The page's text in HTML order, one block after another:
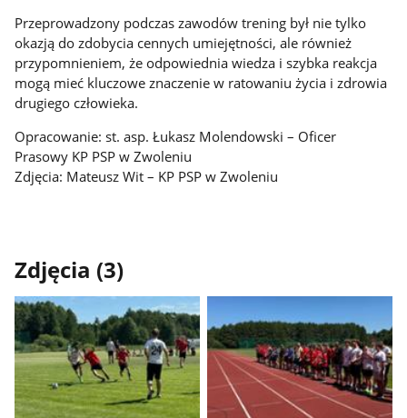
Przeprowadzony podczas zawodów trening był nie tylko
okazją do zdobycia cennych umiejętności, ale również
przypomnieniem, że odpowiednia wiedza i szybka reakcja
mogą mieć kluczowe znaczenie w ratowaniu życia i zdrowia
drugiego człowieka.
Opracowanie: st. asp. Łukasz Molendowski – Oficer
Prasowy KP PSP w Zwoleniu
Zdjęcia: Mateusz Wit – KP PSP w Zwoleniu
Zdjęcia (3)